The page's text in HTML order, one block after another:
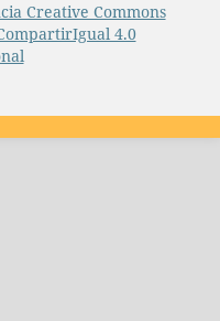
Creative Commons
4.0